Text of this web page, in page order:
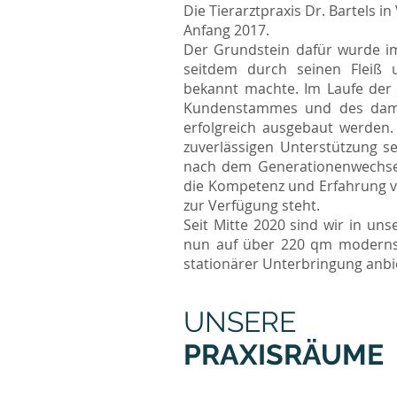
Die Tierarztpraxis Dr. Bartels
Anfang 2017.
Der Grundstein dafür wurde
seitdem durch seinen Fleiß
bekannt machte. Im Laufe
Kundenstammes und des
erfolgreich ausgebaut
zuverlässigen Unterstützung
nach dem
die Kompetenz und Erfahrung
zur Verfügung steht.
Seit Mitte 2020 sind wir in
nun auf über 220 qm
stationärer Unterbringung
UNSERE
PRAXISRÄUME